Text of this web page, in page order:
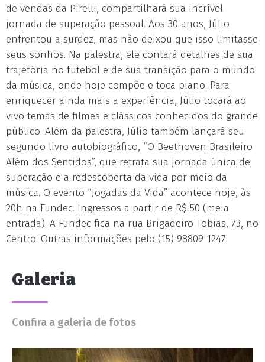
de vendas da Pirelli, compartilhará sua incrível
jornada de superação pessoal. Aos 30 anos, Júlio
enfrentou a surdez, mas não deixou que isso limitasse
seus sonhos. Na palestra, ele contará detalhes de sua
trajetória no futebol e de sua transição para o mundo
da música, onde hoje compõe e toca piano. Para
enriquecer ainda mais a experiência, Júlio tocará ao
vivo temas de filmes e clássicos conhecidos do grande
público. Além da palestra, Júlio também lançará seu
segundo livro autobiográfico, “O Beethoven Brasileiro
Além dos Sentidos”, que retrata sua jornada única de
superação e a redescoberta da vida por meio da
música. O evento “Jogadas da Vida” acontece hoje, às
20h na Fundec. Ingressos a partir de R$ 50 (meia
entrada). A Fundec fica na rua Brigadeiro Tobias, 73, no
Centro. Outras informações pelo (15) 98809-1247.
Galeria
Confira a galeria de fotos